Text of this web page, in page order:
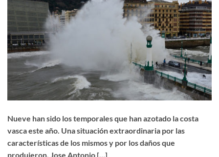
Nueve han sido los temporales que han azotado la costa
vasca este año. Una situación extraordinaria por las
características de los mismos y por los daños que
produjeron. Jose Antonio […]